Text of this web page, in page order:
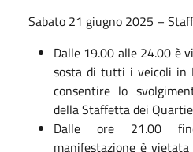
Sabato 21 giugno 2025 –
Dalle 19.00 alle 24.00 è
sosta di tutti i veicoli in
consentire lo
della Staffetta dei
Dalle ore 21.00
manifestazione è